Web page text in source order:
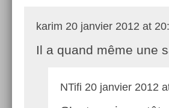
karim 20 janvier 2012 at
Il a quand même une
NTifi 20 janvier 2012